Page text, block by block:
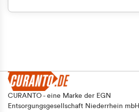
CURANTO - eine Marke der EGN
Entsorgungsgesellschaft Niederrhein mbH